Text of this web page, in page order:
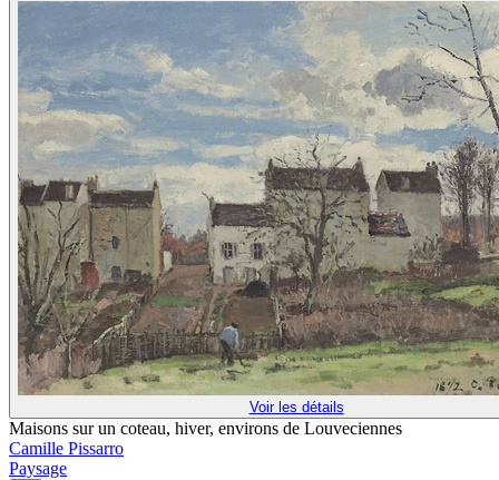
Voir les détails
Maisons sur un coteau, hiver, environs de Louveciennes
Camille Pissarro
Paysage